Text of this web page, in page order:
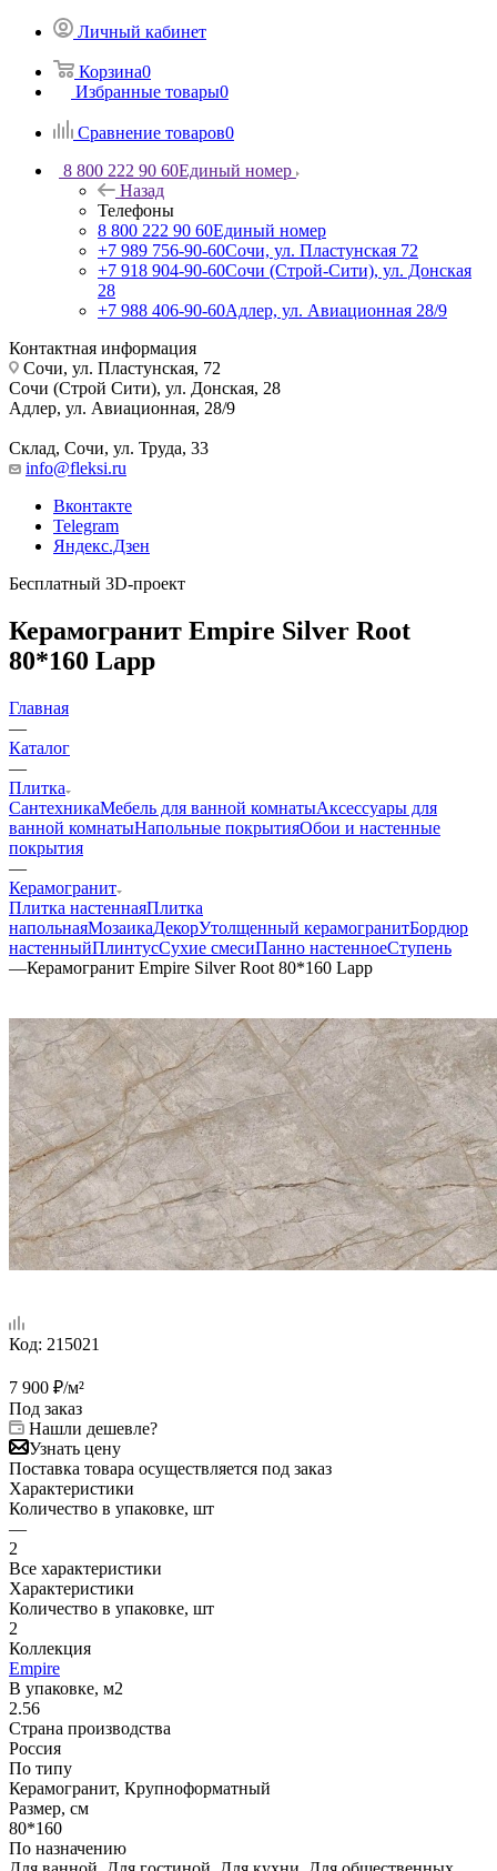
Личный кабинет
Корзина0
Избранные товары0
Сравнение товаров0
8 800 222 90 60Единый номер
Назад
Телефоны
8 800 222 90 60Единый номер
+7 989 756-90-60Сочи, ул. Пластунская 72
+7 918 904-90-60Сочи (Строй-Сити), ул. Донская
28
+7 988 406-90-60Адлер, ул. Авиационная 28/9
Контактная информация
Сочи, ул. Пластунская, 72
Сочи (Строй Сити), ул. Донская, 28
Адлер, ул. Авиационная, 28/9
Склад, Сочи, ул. Труда, 33
info@fleksi.ru
Вконтакте
Telegram
Яндекс.Дзен
Бесплатный 3D-проект
Керамогранит Empire Silver Root
80*160 Lapp
Главная
—
Каталог
—
Плитка
СантехникаМебель для ванной комнатыАксессуары для
ванной комнатыНапольные покрытияОбои и настенные
покрытия
—
Керамогранит
Плитка настеннаяПлитка
напольнаяМозаикаДекорУтолщенный керамогранитБордюр
настенныйПлинтусСухие смесиПанно настенноеСтупень
—Керамогранит Empire Silver Root 80*160 Lapp
Код: 215021
7 900 ₽/м²
Под заказ
Нашли дешевле?
Узнать цену
Поставка товара осуществляется под заказ
Характеристики
Количество в упаковке, шт
—
2
Все характеристики
Характеристики
Количество в упаковке, шт
2
Коллекция
Empire
В упаковке, м2
2.56
Страна производства
Россия
По типу
Керамогранит, Крупноформатный
Размер, см
80*160
По назначению